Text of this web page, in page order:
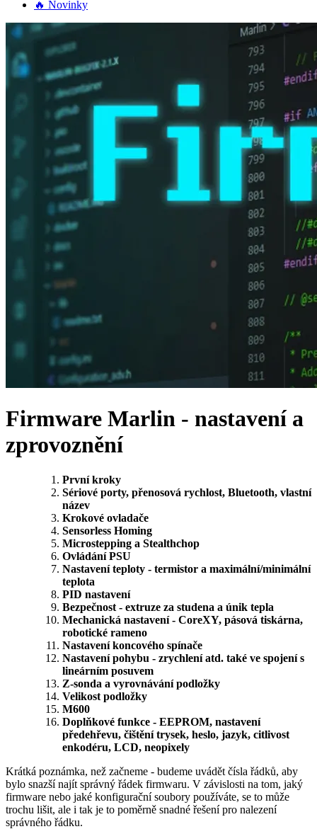
🔥 Novinky
Firmware Marlin - nastavení a
zprovoznění
První kroky
Sériové porty, přenosová rychlost, Bluetooth, vlastní
název
Krokové ovladače
Sensorless Homing
Microstepping a Stealthchop
Ovládání PSU
Nastavení teploty - termistor a maximální/minimální
teplota
PID nastavení
Bezpečnost - extruze za studena a únik tepla
Mechanická nastavení - CoreXY, pásová tiskárna,
robotické rameno
Nastavení koncového spínače
Nastavení pohybu - zrychlení atd. také ve spojení s
lineárním posuvem
Z-sonda a vyrovnávání podložky
Velikost podložky
M600
Doplňkové funkce - EEPROM, nastavení
předehřevu, čištění trysek, heslo, jazyk, citlivost
enkodéru, LCD, neopixely
Krátká poznámka, než začneme - budeme uvádět čísla řádků, aby
bylo snazší najít správný řádek firmwaru. V závislosti na tom, jaký
firmware nebo jaké konfigurační soubory používáte, se to může
trochu lišit, ale i tak je to poměrně snadné řešení pro nalezení
správného řádku.